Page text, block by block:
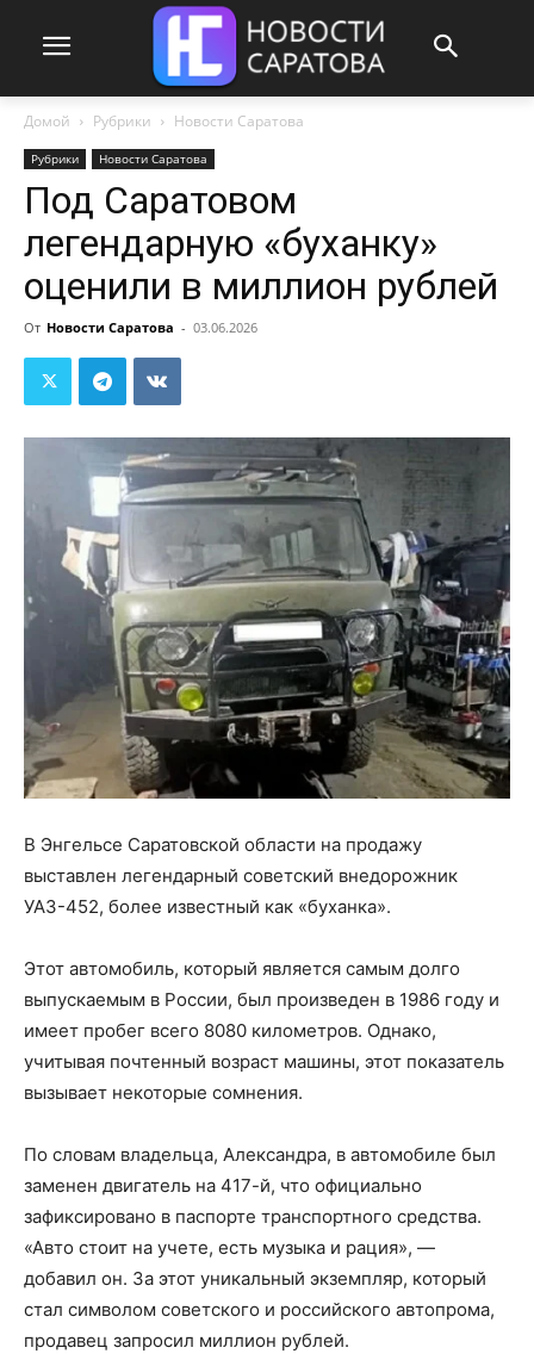
Домой Рубрики Новости Саратова
Рубрики Новости Саратова
Под Саратовом
легендарную «буханку»
оценили в миллион рублей
От Новости Саратова - 03.06.2026
В Энгельсе Саратовской области на продажу
выставлен легендарный советский внедорожник
УАЗ-452, более известный как «буханка».
Этот автомобиль, который является самым долго
выпускаемым в России, был произведен в 1986 году и
имеет пробег всего 8080 километров. Однако,
учитывая почтенный возраст машины, этот показатель
вызывает некоторые сомнения.
По словам владельца, Александра, в автомобиле был
заменен двигатель на 417-й, что официально
зафиксировано в паспорте транспортного средства.
«Авто стоит на учете, есть музыка и рация», —
добавил он. За этот уникальный экземпляр, который
стал символом советского и российского автопрома,
продавец запросил миллион рублей.